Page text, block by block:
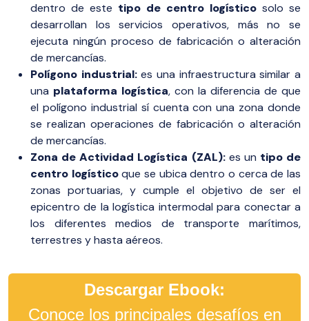
dentro de este tipo de centro logístico solo se
desarrollan los servicios operativos, más no se
ejecuta ningún proceso de fabricación o alteración
de mercancías.
Polígono industrial:es una infraestructura similar a
una plataforma logística, con la diferencia de que
el polígono industrial sí cuenta con una zona donde
se realizan operaciones de fabricación o alteración
de mercancías.
Zona de Actividad Logística (ZAL):es un tipo de
centro logísticoque se ubica dentro o cerca de las
zonas portuarias, y cumple el objetivo de ser el
epicentro de la logística intermodal para conectar a
los diferentes medios de transporte marítimos,
terrestres y hasta aéreos.
Descargar Ebook:
Conoce los principales desafíos en